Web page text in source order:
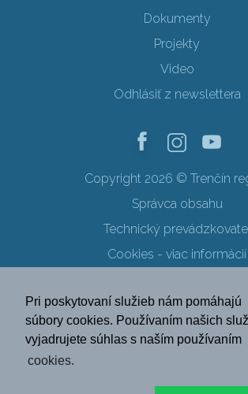
Pri poskytovaní služieb nám pomáhajú
súbory cookies. Používaním našich
vyjadrujete súhlas s naším používaním
cookies.
Dokumenty
Projekty
Video
Odhlásiť z newslettera
Copyright 2026 © Trenčín
Správca obsahu
Technický
Cookies - viac informácií
Ochrana osobných údajov
SK EN DE
PL